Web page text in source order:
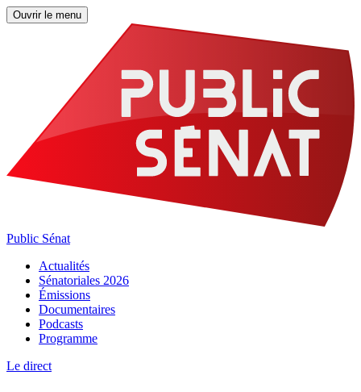
Ouvrir le menu
Public Sénat
Actualités
Sénatoriales 2026
Émissions
Documentaires
Podcasts
Programme
Le direct